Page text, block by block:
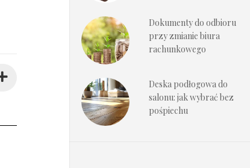
Dokumenty do odbioru
przy zmianie biura
rachunkowego
Deska podłogowa do
salonu: jak wybrać bez
pośpiechu